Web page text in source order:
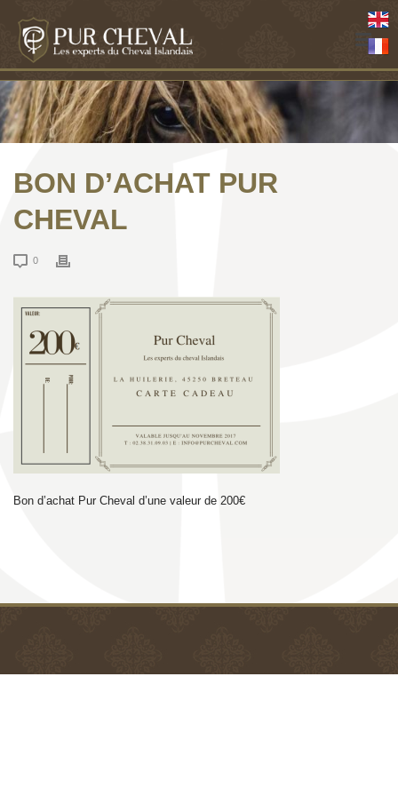
BON D’ACHAT PUR
CHEVAL
0
Bon d’achat Pur Cheval d’une valeur de 200€